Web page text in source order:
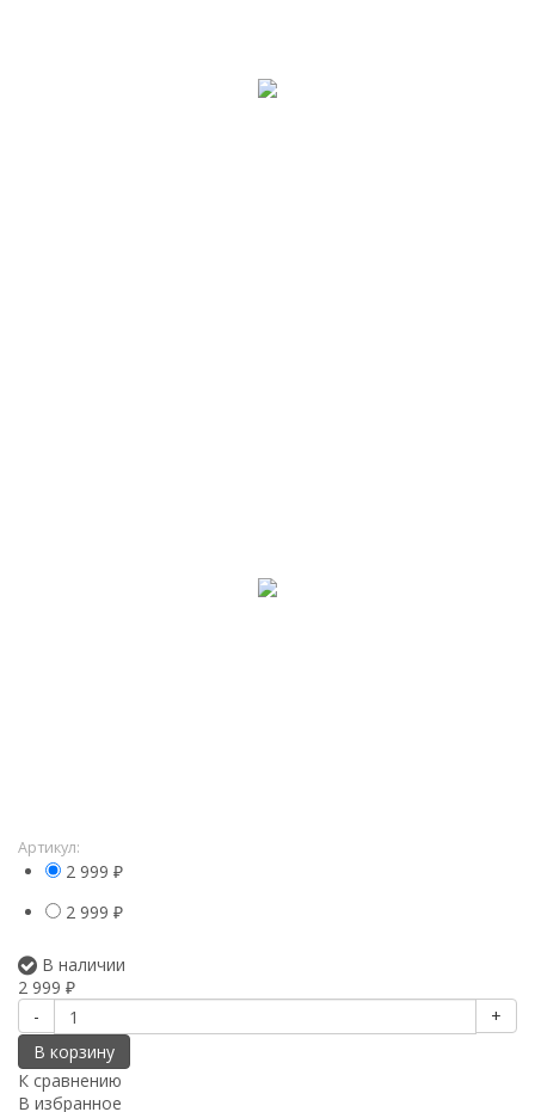
Артикул:
2 999 ₽
2 999 ₽
В наличии
2 999 ₽
-
+
В корзину
К сравнению
В избранное